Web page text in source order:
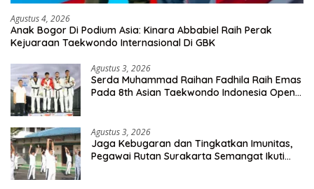
Agustus 4, 2026
Anak Bogor Di Podium Asia: Kinara Abbabiel Raih Perak
Kejuaraan Taekwondo Internasional Di GBK
Agustus 3, 2026
Serda Muhammad Raihan Fadhila Raih Emas
Pada 8th Asian Taekwondo Indonesia Open
Agustus 3, 2026
Jaga Kebugaran dan Tingkatkan Imunitas,
Pegawai Rutan Surakarta Semangat Ikuti